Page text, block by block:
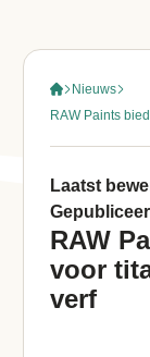
Nieuws
RAW Paints
Laatst
RAW
voor
verf